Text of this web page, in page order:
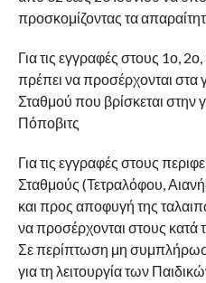
προσκομίζοντας τα
Για τις εγγραφές στους 1ο,
πρέπει να προσέρχονται στα
Σταθμού που βρίσκεται στην
Πόποβιτς
Για τις εγγραφές στους
Σταθμούς (Τετραλόφου,
και προς αποφυγή της
να προσέρχονται στους κατά
Σε περίπτωση μη
για τη λειτουργία των